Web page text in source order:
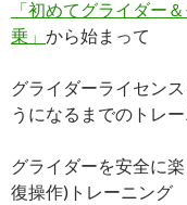
「初めてグライダー
乗」 から始まって
グライダーライセン
うになるまでのトレ
グライダーを安全に
復操作)トレーニング